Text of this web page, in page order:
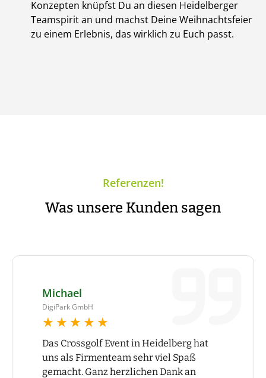
Konzepten knüpfst Du an diesen Heidelberger
Teamspirit an und machst Deine Weihnachtsfeier
zu einem Erlebnis, das wirklich zu Euch passt.
Referenzen!
Was unsere Kunden sagen
Michael
DigiPark GmbH
★★★★★
★★★★★
Das Crossgolf Event in Heidelberg hat
uns als Firmenteam sehr viel Spaß
gemacht. Ganz herzlichen Dank an